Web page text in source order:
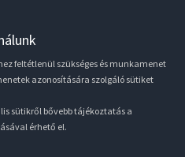
feltétlenül szükséges és munkamenet
azonosítására szolgáló sütiket
sütikről bővebb tájékoztatás a
érhető el.